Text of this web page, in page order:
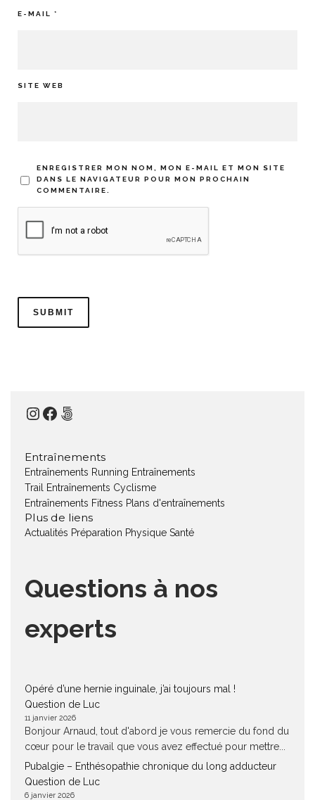
E-MAIL *
SITE WEB
ENREGISTRER MON NOM, MON E-MAIL ET MON SITE
DANS LE NAVIGATEUR POUR MON PROCHAIN
COMMENTAIRE.
Instagram
Facebook
500px
Entraînements
Entraînements Running Entraînements
Trail
Entraînements Cyclisme
Entraînements Fitness Plans d'entraînements
Plus de liens
Actualités Préparation Physique Santé
Questions à nos
experts
Opéré d’une hernie inguinale, j’ai toujours mal !
Question de Luc
11 janvier 2026
Bonjour Arnaud, tout d'abord je vous remercie du fond du
cœur pour le travail que vous avez effectué pour mettre...
Pubalgie – Enthésopathie chronique du long adducteur
Question de Luc
6 janvier 2026